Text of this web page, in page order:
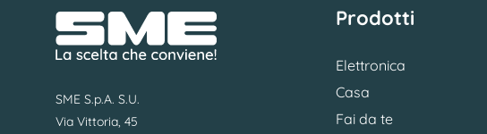
SME S.p.A. S.U.
Via Vittoria, 45
Prodotti
Elettronica
Casa
Fai da te